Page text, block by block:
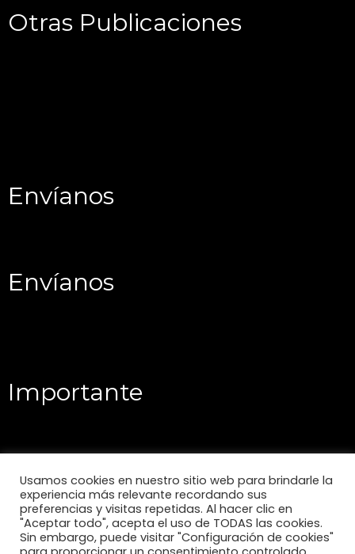
Otras Publicaciones
Envíanos
Envíanos
Importante
Usamos cookies en nuestro sitio web para brindarle la
experiencia más relevante recordando sus
preferencias y visitas repetidas. Al hacer clic en
"Aceptar todo", acepta el uso de TODAS las cookies.
Sin embargo, puede visitar "Configuración de cookies"